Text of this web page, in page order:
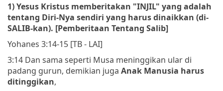
1) Yesus Kristus memberitakan "INJIL" yang adalah
tentang Diri-Nya sendiri yang harus dinaikkan (di-
SALIB-kan). [Pemberitaan Tentang Salib]
Yohanes 3:14-15 [TB - LAI]
3:14 Dan sama seperti Musa meninggikan ular di
padang gurun, demikian juga Anak Manusia harus
ditinggikan,